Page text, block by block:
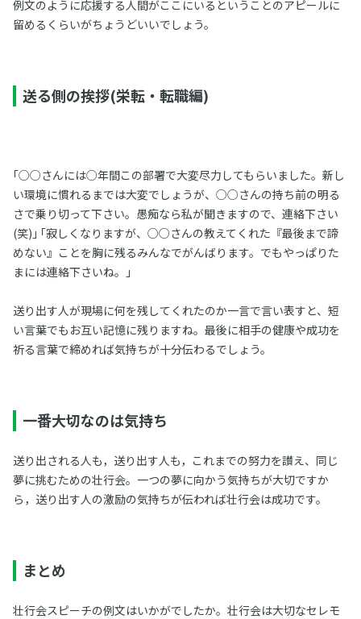
例文のように応援する人間がここにいるということのアピールに
留めるくらいがちょうどいいでしょう。
送る側の挨拶(栄転・転職編)
｢○○さんには○年間この部署で大変尽力してもらいました。新し
い環境に慣れるまでは大変でしょうが、○○さんの持ち前の明る
さで乗り切って下さい。愚痴なら私が聞きますので、連絡下さい
(笑)｣ ｢寂しくなりますが、○○さんの教えてくれた『最後まで諦
めない』ことを胸に残るみんなでがんばります。でもやっぱりた
まには連絡下さいね。｣
送り出す人が現場に何を残してくれたのか一言で言い表すと、短
い言葉でもお互い記憶に残りますね。最後に相手の健康や成功を
祈る言葉で締めれば気持ちが十分伝わるでしょう。
一番大切なのは気持ち
送り出される人も，送り出す人も，これまでの努力を讃え、同じ
夢に挑むための壮行会。一つの夢に向かう気持ちが大切ですか
ら，送り出す人の激励の気持ちが伝われば壮行会は成功です。
まとめ
壮行会スピーチの例文はいかがでしたか。壮行会は大切なセレモ